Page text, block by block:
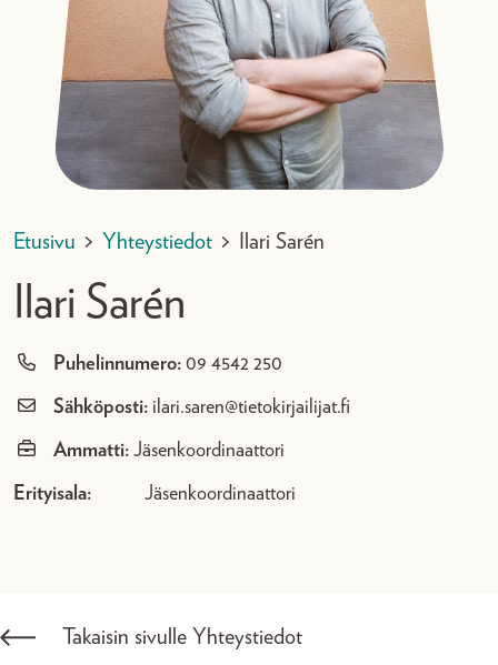
Etusivu > Yhteystiedot > Ilari Sarén
Ilari Sarén
Puhelinnumero: 09 4542 250
Sähköposti: ilari.saren@tietokirjailijat.fi
Ammatti: Jäsenkoordinaattori
Erityisala: Jäsenkoordinaattori
Takaisin sivulle Yhteystiedot